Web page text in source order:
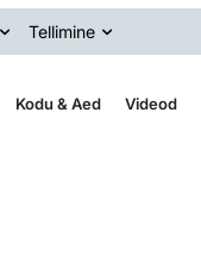
Tellimine
Kodu & Aed Videod